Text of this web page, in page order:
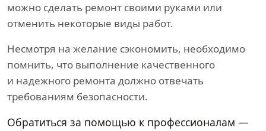
можно сделать ремонт своими руками или
отменить некоторые виды работ.
Несмотря на желание сэкономить, необходимо
помнить, что выполнение качественного
и надежного ремонта должно отвечать
требованиям безопасности.
Обратиться за помощью к профессионалам —